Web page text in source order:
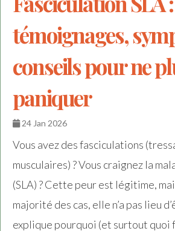
témoignages,
conseils pour ne
paniquer
24 Jan 2026
Vous avez des fasciculations
musculaires) ? Vous craignez la
(SLA) ? Cette peur est légitime,
majorité des cas, elle n’a pas lieu
explique pourquoi (et surtout quoi